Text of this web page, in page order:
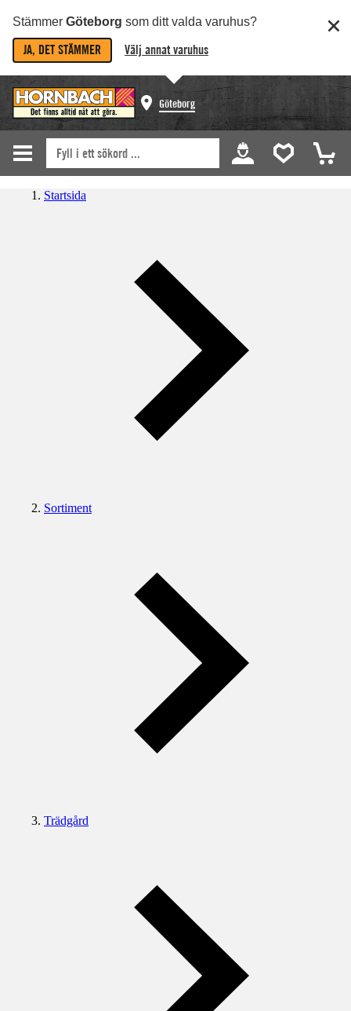
Stämmer Göteborg som ditt valda varuhus?
JA, DET STÄMMER Välj annat varuhus
Göteborg
Startsida
Sortiment
Trädgård